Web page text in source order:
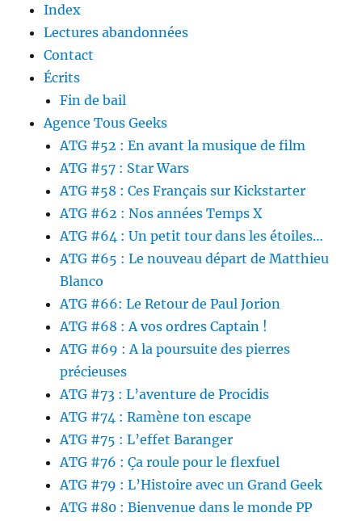
Index
Lectures abandonnées
Contact
Écrits
Fin de bail
Agence Tous Geeks
ATG #52 : En avant la musique de film
ATG #57 : Star Wars
ATG #58 : Ces Français sur Kickstarter
ATG #62 : Nos années Temps X
ATG #64 : Un petit tour dans les étoiles…
ATG #65 : Le nouveau départ de Matthieu
Blanco
ATG #66: Le Retour de Paul Jorion
ATG #68 : A vos ordres Captain !
ATG #69 : A la poursuite des pierres
précieuses
ATG #73 : L’aventure de Procidis
ATG #74 : Ramène ton escape
ATG #75 : L’effet Baranger
ATG #76 : Ça roule pour le flexfuel
ATG #79 : L’Histoire avec un Grand Geek
ATG #80 : Bienvenue dans le monde PP